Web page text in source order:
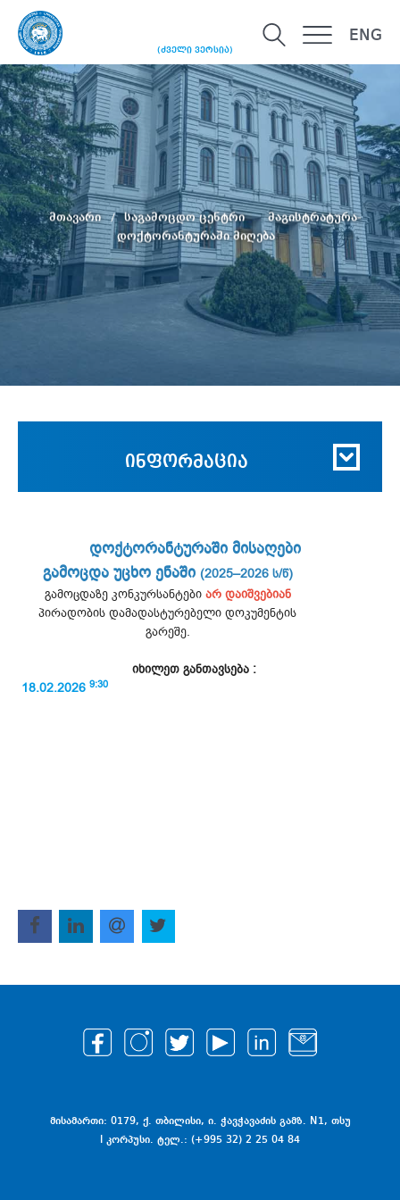
(ძველი ვერსია)
ENG
მთავარი საგამოცდო ცენტრი
მაგისტრატურა-
დოქტორანტურაში მიღება
ინფორმაცია
დოქტორანტურაში მისაღები
გამოცდა უცხო ენაში (2025–2026 ს/წ)
გამოცდაზე კონკურსანტები არ დაიშვებიან
პირადობის დამადასტურებელი დოკუმენტის
გარეშე.
იხილეთ განთავსება :
18.02.2026 9:30
მისამართი: 0179, ქ. თბილისი, ი. ჭავჭავაძის გამზ. N1, თსუ
I კორპუსი. ტელ.: (+995 32) 2 25 04 84